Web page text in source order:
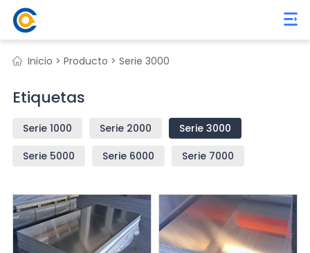
Inicio > Producto > Serie 3000
Etiquetas
Serie 1000 Serie 2000
Serie 3000
Serie 5000
Serie 6000 Serie 7000